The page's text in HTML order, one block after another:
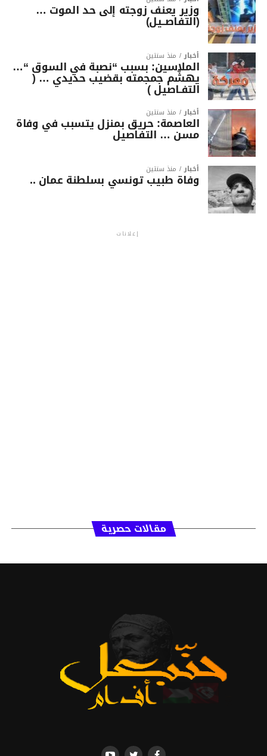
وزير يعنف زوجته إلى حد الموت …
(التفاصــيل)
أخبار منذ سنتين
الملاسين: بسبب “نصبة في السوق “…
يهشّم جمجمته بقضيب حديدي … (
التفـاصيل )
أخبار منذ سنتين
العاصمة: حريق بمنزل يتسبب في وفاة
مسن … التفاصيل
أخبار منذ سنتين
وفاة طبيب تونسي بسلطنة عمان ..
إعلانات
مقالات حصرية